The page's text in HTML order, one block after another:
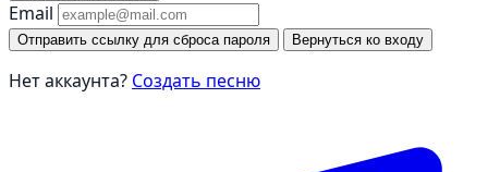
Email
Отправить ссылку для сброса пароля Вернуться ко входу
Нет аккаунта? Создать песню